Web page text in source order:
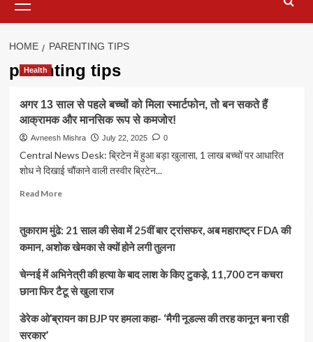
Menu
HOME PARENTING TIPS
parenting tips
Health
अगर 13 साल से पहले बच्चों को मिला स्मार्टफोन, तो बन सकते हैं
आक्रामक और मानसिक रूप से कमजोर!
Avneesh Mishra July 22, 2025 0
Central News Desk: ब्रिटेन में हुआ बड़ा खुलासा, 1 लाख बच्चों पर आधारित
शोध ने दिखाई चौंकाने वाली तस्वीर ब्रिटेन...
Read MoreRead
अगर
13
से
पहले
बच्चों
मिला
तुकाराम मुंढे: 21 साल की सेवा में 25वीं बार ट्रांसफर, अब महाराष्ट्र FDA की
कमान, अशोक खेमका से क्यों होने लगी तुलना
चेन्नई में अभिनेत्री की हत्या के बाद लाश के किए टुकड़े, 11,700 टन कचरा
छाना फिर टैटू से खुला राज
डेरेक ओ’ब्रायन का BJP पर हमला कहा- ‘मैगी नूडल्स की तरह कानून बना रही
सरकार’